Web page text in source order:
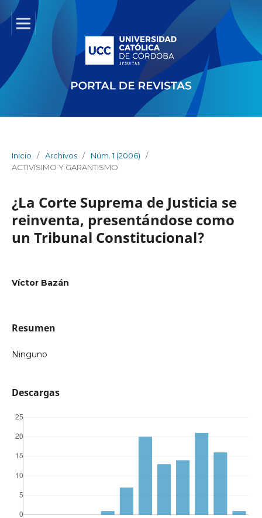
Inicio / Archivos / Núm. 1 (2006)
/
ACTIVISIMO Y GARANTISMO
¿La Corte Suprema de Justicia se
reinventa, presentándose como
un Tribunal Constitucional?
Víctor Bazán
Resumen
Ninguno
Descargas